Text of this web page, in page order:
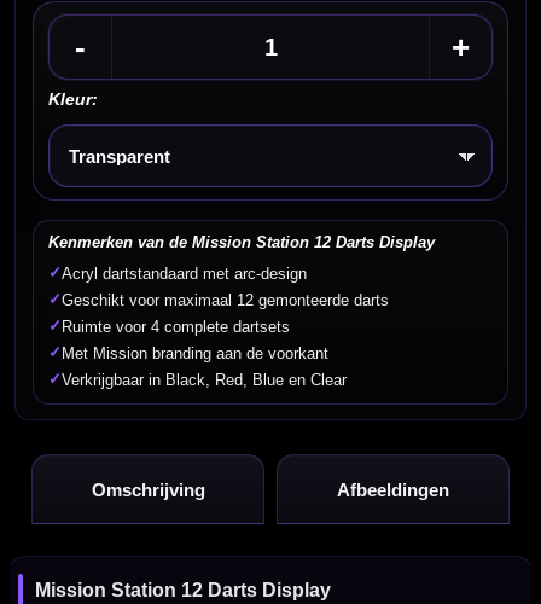
- +
Kleur:
Kies een optie
Kenmerken van de Mission Station 12 Darts Display
✓Acryl dartstandaard met arc-design
✓Geschikt voor maximaal 12 gemonteerde darts
✓ Ruimte voor 4 complete dartsets
✓ Met Mission branding aan de voorkant
✓Verkrijgbaar in Black, Red, Blue en Clear
Omschrijving Afbeeldingen
Mission Station 12 Darts Display